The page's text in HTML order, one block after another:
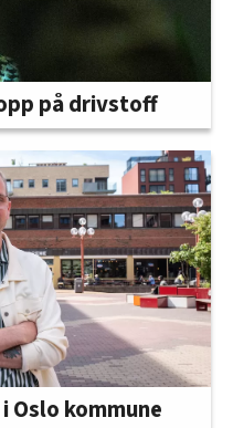
på drivstoff
Oslo kommune